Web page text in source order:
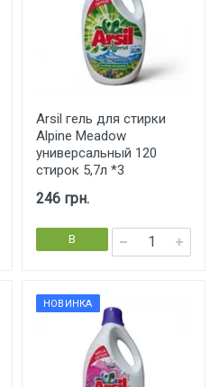
Arsil гель для стирки
Alpine Meadow
универсальный 120
стирок 5,7л *3
246 грн.
В
корзину
НОВИНКА